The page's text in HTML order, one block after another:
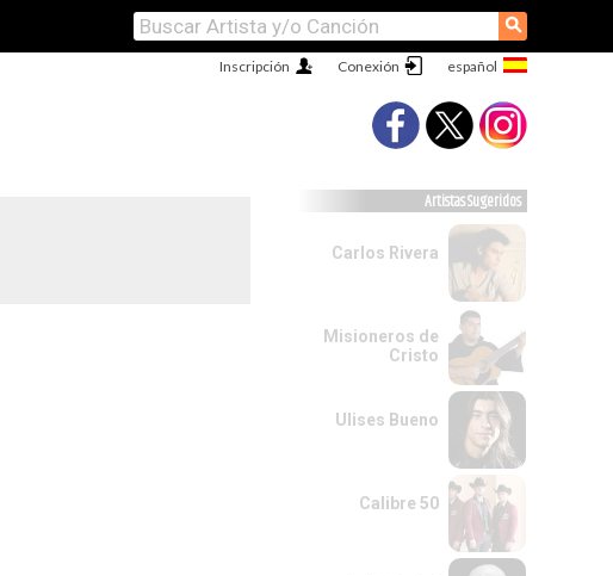
⚲
Conexión
Inscripción
Artistas Sugeridos
Carlos Rivera
Misioneros de
Cristo
Ulises Bueno
Calibre 50